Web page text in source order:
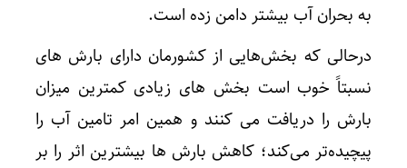
به بحران آب بیشتر دامن زده است.
درحالی که بخش‌هایی از کشورمان دارای بارش های
نسبتاً خوب است بخش های زیادی کمترین میزان
بارش را دریافت می کنند و همین امر تامین آب را
پیچیده‌تر می‌کند؛ کاهش بارش ها بیشترین اثر را بر